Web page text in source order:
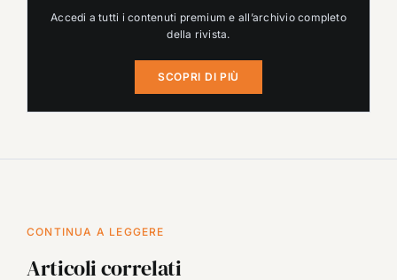
Accedi a tutti i contenuti premium e all’archivio completo
della rivista.
SCOPRI DI PIÙ
CONTINUA A LEGGERE
Articoli correlati